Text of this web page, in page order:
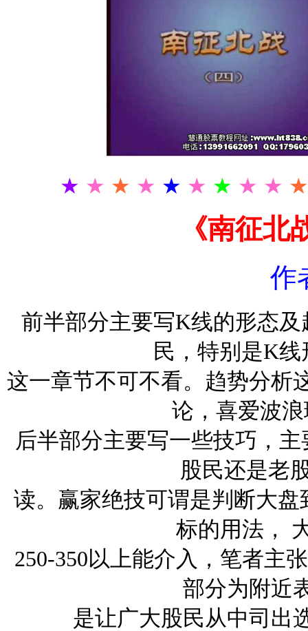
★ ★ ★ ★ ★ ★ ★ ★ ★ ★
《南征
作
前半部分主要写K线的形态
民，特别是K
这一章节不可不看。趋势分析
论，喜爱波
后半部分主要写一些技巧，
股民还是老
读。赢家绝技可谓是判断大
标的用法，
250-350以上能介入，笔者主
部分为附近
是让广大股民从中司出